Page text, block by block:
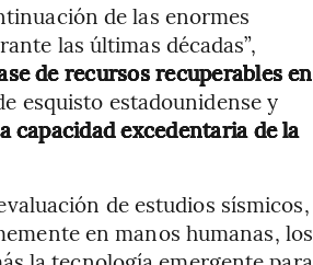
de las enormes
las últimas décadas”,
de recursos recuperables en
esquisto estadounidense y
capacidad excedentaria de la
de estudios sísmicos,
en manos humanas, los